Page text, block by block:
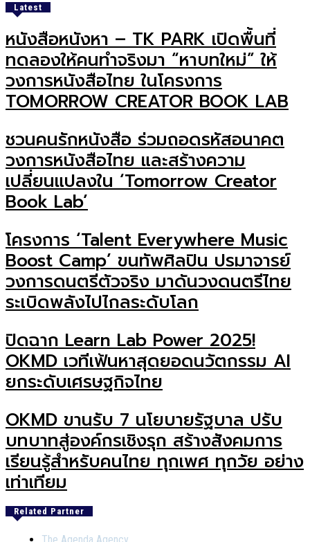
Latest
หนังสือหนังหา – TK PARK เปิดพื้นที่
ทดลองให้คนทำจริงมา “หาบทใหม่” ให้
วงการหนังสือไทย ในโครงการ
TOMORROW CREATOR BOOK LAB
ชวนคนรักหนังสือ ร่วมถอดรหัสอนาคต
วงการหนังสือไทย และสร้างความ
เปลี่ยนแปลงใน ‘Tomorrow Creator
Book Lab’
โครงการ ‘Talent Everywhere Music
Boost Camp’ ขนทัพศิลปิน ปรมาจารย์
วงการดนตรีตัวจริง มาดันวงดนตรีไทย
ระเบิดพลังไปไกลระดับโลก
ปิดฉาก Learn Lab Power 2025!
OKMD เวทีเฟ้นหาสุดยอดนวัตกรรม AI
ยกระดับเศรษฐกิจไทย
OKMD ขานรับ 7 นโยบายรัฐบาล ปรับ
บทบาทสู่องค์กรเชิงรุก สร้างสังคมการ
เรียนรู้สำหรับคนไทย ทุกเพศ ทุกวัย อย่าง
เท่าเทียม
Related Partner
The Agenda Agency